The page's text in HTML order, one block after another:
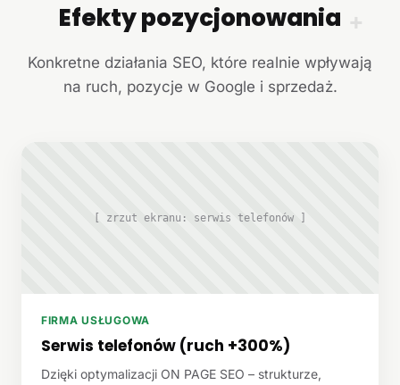
+
Efekty pozycjonowania
Konkretne działania SEO, które realnie wpływają
na ruch, pozycje w Google i sprzedaż.
[ zrzut ekranu: serwis telefonów ]
FIRMA USŁUGOWA
Serwis telefonów (ruch +300%)
Dzięki optymalizacji ON PAGE SEO – strukturze,